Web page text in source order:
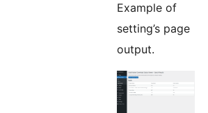
Example of
setting’s page
output.